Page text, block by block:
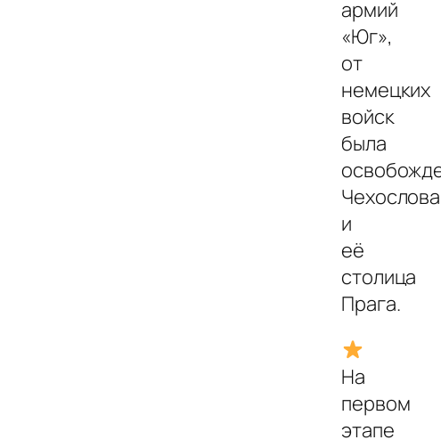
армий
«Юг»,
от
немецких
войск
была
и
её
столица
Прага.
На
первом
этапе